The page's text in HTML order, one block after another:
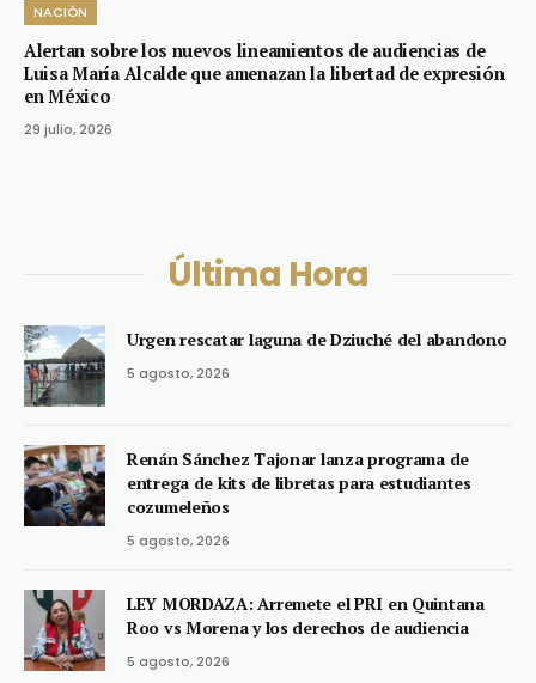
NACIÓN
Alertan sobre los nuevos lineamientos de audiencias de
Luisa María Alcalde que amenazan la libertad de expresión
en México
29 julio, 2026
Última Hora
Urgen rescatar laguna de Dziuché del abandono
5 agosto, 2026
Renán Sánchez Tajonar lanza programa de
entrega de kits de libretas para estudiantes
cozumeleños
5 agosto, 2026
LEY MORDAZA: Arremete el PRI en Quintana
Roo vs Morena y los derechos de audiencia
5 agosto, 2026